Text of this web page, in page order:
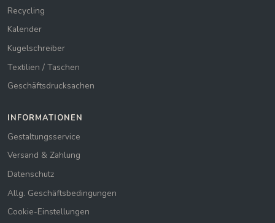
Recycling
Kalender
Kugelschreiber
Textilien / Taschen
Geschäftsdrucksachen
INFORMATIONEN
Gestaltungsservice
Versand & Zahlung
Datenschutz
Allg. Geschäftsbedingungen
Cookie-Einstellungen